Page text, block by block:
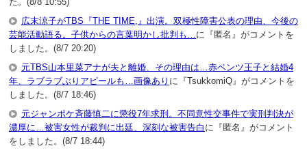
広末涼子がTBS『THE TIME,』出演。双極性障害公表の理由、今後の
芸能活動語る。子供からの言葉明かし批判も… に『匿名』がコメントを
しました。(8/7 20:20)
元TBS山本里菜アナが夫と離婚、その理由は…赤ベンツ王子と結婚4
年、ラブラブぶりアピールも…画像あり に『TsukkomiQ』がコメントを
しました。(8/7 18:46)
元ジャンポケ斉藤慎二に懲役7年求刑。不同意性交事件で実刑判決が
濃厚に…被害女性が裁判に出廷、深刻な被害告白 に『匿名』がコメント
をしました。(8/7 18:44)